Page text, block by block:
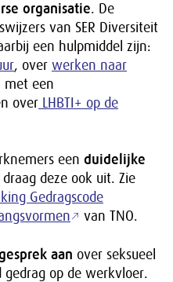
organisatie. De
van SER Diversiteit
een hulpmiddel zijn:
, over werken naar
met een
over LHBTI+ op de
een duidelijke
deze ook uit. Zie
Gedragscode
van TNO.
aan over seksueel
gedrag op de werkvloer.